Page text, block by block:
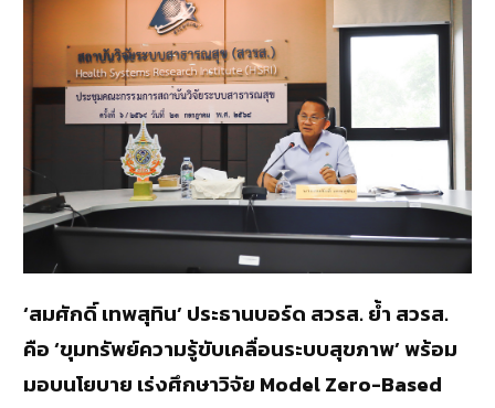
‘สมศักดิ์ เทพสุทิน’ ประธานบอร์ด สวรส. ย้ำ สวรส.
คือ ‘ขุมทรัพย์ความรู้ขับเคลื่อนระบบสุขภาพ’ พร้อม
มอบนโยบาย เร่งศึกษาวิจัย Model Zero-Based